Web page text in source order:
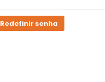
Redefinir senha